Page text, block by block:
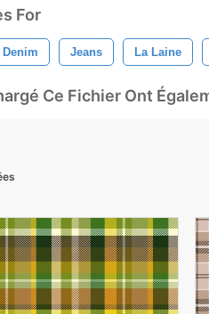
For
Denim Jeans La Laine
Ce Fichier Ont